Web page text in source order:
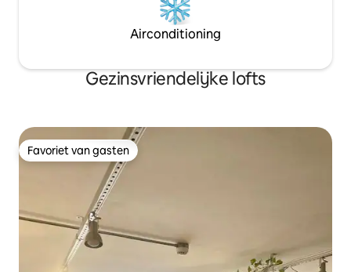
Airconditioning
Gezinsvriendelijke lofts
Favoriet van gasten
Favoriet van gasten